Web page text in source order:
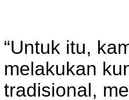
“Untuk itu,
melakukan
tradisional,